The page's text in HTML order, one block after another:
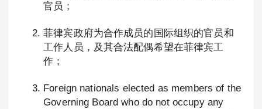
官员；
菲律宾政府为合作成员的国际组织的官员和
工作人员，及其合法配偶希望在菲律宾工
作；
Foreign nationals elected as members of the
Governing Board who do not occupy any